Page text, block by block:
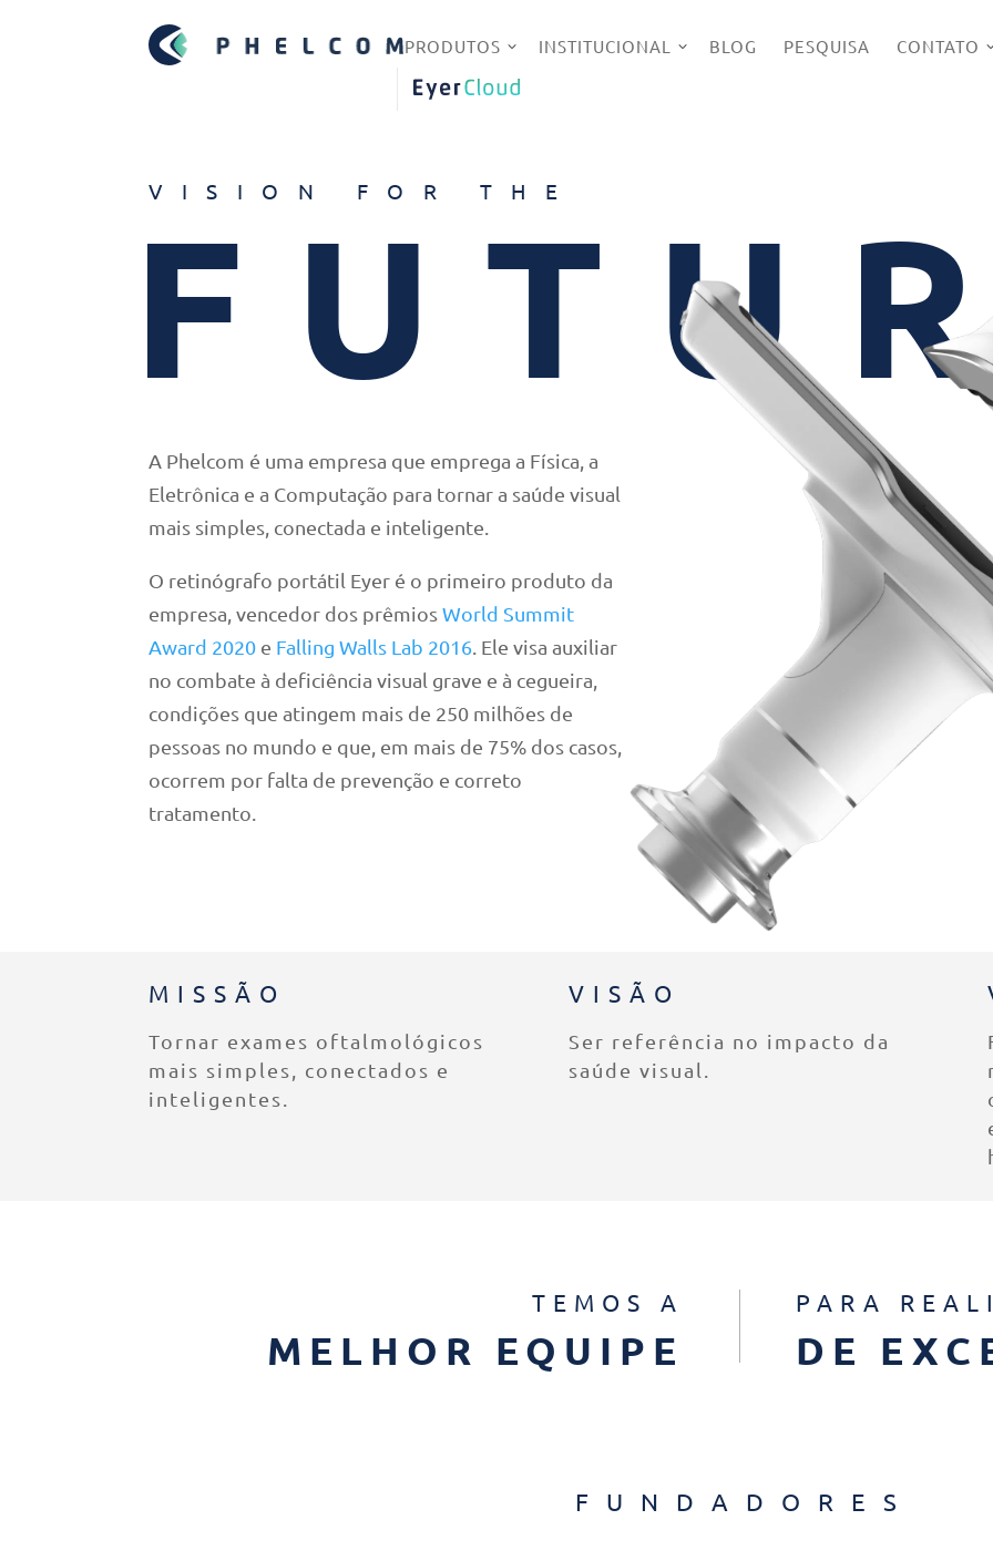
PRODUTOS INSTITUCIONAL BLOG PESQUISA CONTATO
EYERCLOUD
VISION FOR THE
A Phelcom é uma empresa que emprega a Física, a
Eletrônica e a Computação para tornar a saúde visual
mais simples, conectada e inteligente.
O retinógrafo portátil Eyer é o primeiro produto da
empresa, vencedor dos prêmiosWorld Summit
Award 2020 e Falling Walls Lab 2016 . Ele visa auxiliar
no combate à deficiência visual grave e à cegueira,
condições que atingem mais de 250 milhões de
pessoas no mundo e que, em mais de 75% dos casos,
ocorrem por falta de prevenção e correto
tratamento.
MISSÃO
Tornar exames oftalmológicos
mais simples, conectados e
inteligentes.
VISÃO
Ser referência no impacto da
saúde visual.
TEMOS A
MELHOR EQUIPE
PARA
DE
FUNDADORES